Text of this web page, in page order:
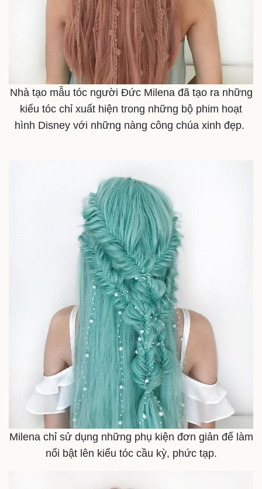
Multimedia
Video
Ảnh
E-Magazine
Infographic
Nhà tạo mẫu tóc người Đức Milena đã tạo ra những
kiểu tóc chỉ xuất hiện trong những bộ phim hoạt
hình Disney với những nàng công chúa xinh đẹp.
Milena chỉ sử dụng những phụ kiện đơn giản để làm
nổi bật lên kiểu tóc cầu kỳ, phức tạp.